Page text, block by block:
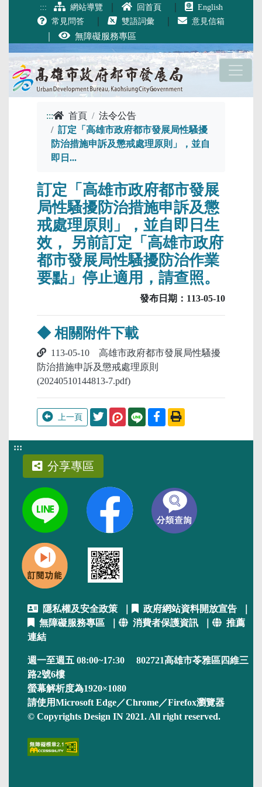
跳到主要內容
::: 網站導覽 回首頁
English
常見問答
雙語詞彙 意見信箱
無障礙服務專區
::: 首頁
法令公告
訂定「高雄市政府都市發展局性騷擾
防治措施申訴及懲戒處理原則」，並自
即日...
訂定「高雄市政府都市發展
局性騷擾防治措施申訴及懲
戒處理原則」，並自即日生
效， 另前訂定「高雄市政府
都市發展局性騷擾防治作業
要點」停止適用，請查照。
發布日期：113-05-10
◆ 相關附件下載
113-05-10 高雄市政府都市發展局性騷擾
防治措施申訴及懲戒處理原則
(20240510144813-7.pdf)
上一頁 分享至Twitter分享至Facebook
列印此頁
:::
分享專區
隱私權及安全政策 政府網站資料開放宣告
無障礙服務專區
消費者保護資訊
推薦
連結
週一至週五 08:00~17:30 802721高雄市苓雅區四維三
路2號6樓
螢幕解析度為1920×1080
請使用Microsoft Edge／Chrome／Firefox瀏覽器
© Copyrights Design IN 2021. All right reserved.